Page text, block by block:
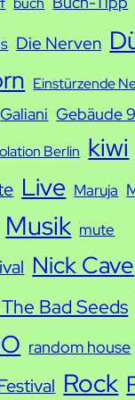
Die Nerven
Einstürzende
Galiani Gebäude 9
Berlin kiwi
Live Maruja
Musik mute
Nick Cave
Bad Seeds
random house
Rock